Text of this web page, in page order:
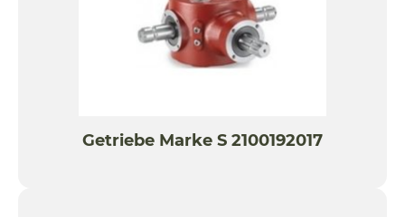
Getriebe Marke S 2100192017